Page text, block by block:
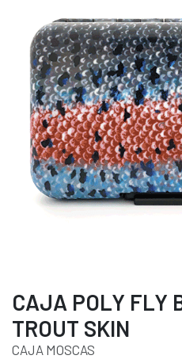
CAJA POLY FLY
TROUT SKIN
CAJA MOSCAS